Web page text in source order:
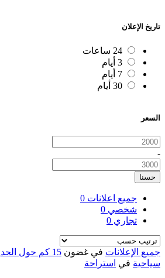
تاريخ الإعلان
24 ساعات
3 أيام
7 أيام
30 أيام
السعر
-
حسنا
جميع اعلانات 0
شخصي 0
تجاري 0
جميع الإعلانات في غضون 15 كم حول الحديده
سياحية في استراحة